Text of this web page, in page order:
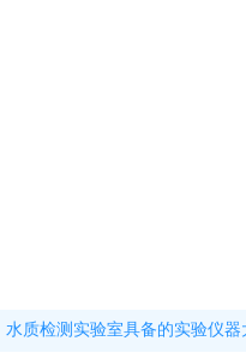
水质检测实验室具备的实验仪器